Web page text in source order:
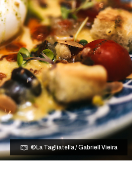
©La Tagliatella / Gabriell Vieira